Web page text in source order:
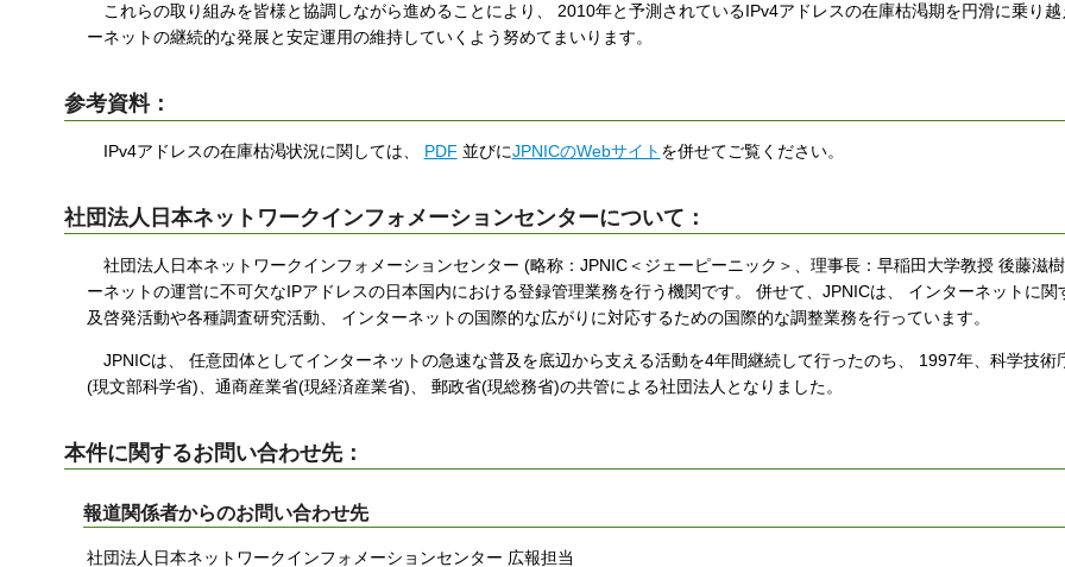
これらの取り組みを皆様と協調しながら進めることにより、 2010年と予測されているIPv4アドレスの在庫枯渇期を円滑に乗り越
ーネットの継続的な発展と安定運用の維持していくよう努めてまいります。
参考資料：
IPv4アドレスの在庫枯渇状況に関しては、 PDF 並びにJPNICのWebサイト を併せてご覧ください。
社団法人日本ネットワークインフォメーションセンターについて：
社団法人日本ネットワークインフォメーションセンター (略称：JPNIC＜ジェーピーニック＞、理事長：早稲田大学教授 後藤滋
ーネットの運営に不可欠なIPアドレスの日本国内における登録管理業務を行う機関です。 併せて、JPNICは、 インターネットに関
及啓発活動や各種調査研究活動、 インターネットの国際的な広がりに対応するための国際的な調整業務を行っています。
JPNICは、 任意団体としてインターネットの急速な普及を底辺から支える活動を4年間継続して行ったのち、 1997年、科学技術
(現文部科学省)、通商産業省(現経済産業省)、 郵政省(現総務省)の共管による社団法人となりました。
本件に関するお問い合わせ先：
報道関係者からのお問い合わせ先
社団法人日本ネットワークインフォメーションセンター 広報担当